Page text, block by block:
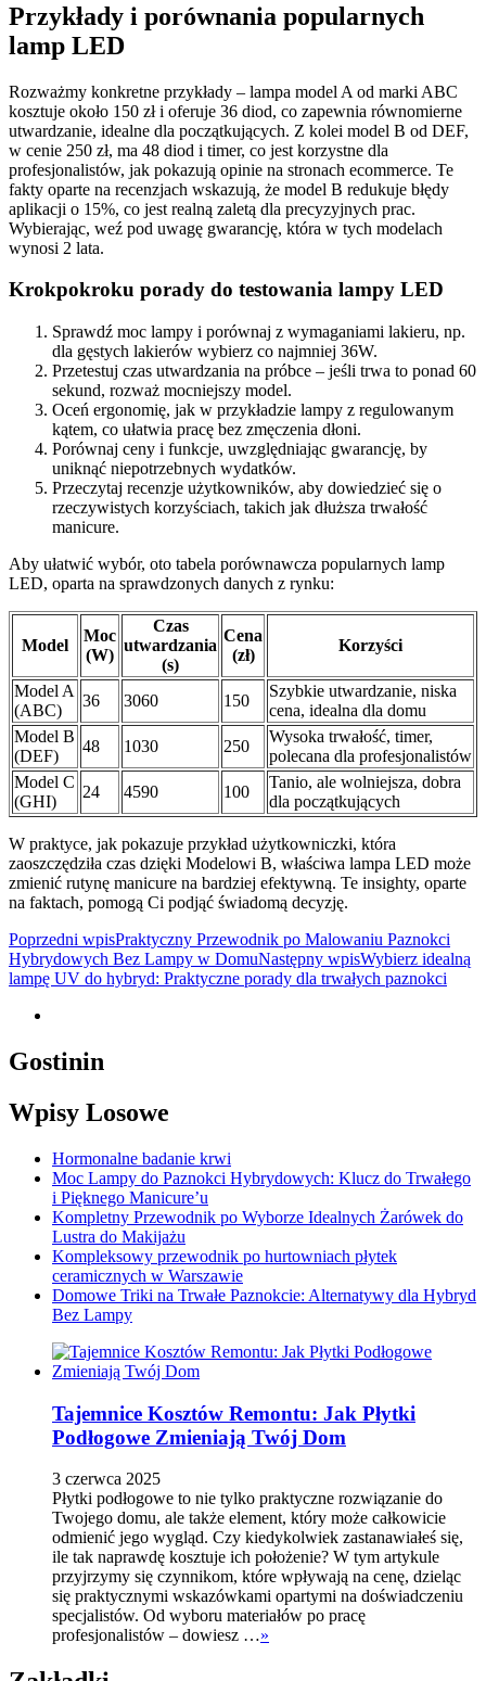
Przykłady i porównania popularnych
lamp LED
Rozważmy konkretne przykłady – lampa model A od marki ABC
kosztuje około 150 zł i oferuje 36 diod, co zapewnia równomierne
utwardzanie, idealne dla początkujących. Z kolei model B od DEF,
w cenie 250 zł, ma 48 diod i timer, co jest korzystne dla
profesjonalistów, jak pokazują opinie na stronach ecommerce. Te
fakty oparte na recenzjach wskazują, że model B redukuje błędy
aplikacji o 15%, co jest realną zaletą dla precyzyjnych prac.
Wybierając, weź pod uwagę gwarancję, która w tych modelach
wynosi 2 lata.
Krokpokroku porady do testowania lampy LED
Sprawdź moc lampy i porównaj z wymaganiami lakieru, np.
dla gęstych lakierów wybierz co najmniej 36W.
Przetestuj czas utwardzania na próbce – jeśli trwa to ponad 60
sekund, rozważ mocniejszy model.
Oceń ergonomię, jak w przykładzie lampy z regulowanym
kątem, co ułatwia pracę bez zmęczenia dłoni.
Porównaj ceny i funkcje, uwzględniając gwarancję, by
uniknąć niepotrzebnych wydatków.
Przeczytaj recenzje użytkowników, aby dowiedzieć się o
rzeczywistych korzyściach, takich jak dłuższa trwałość
manicure.
Aby ułatwić wybór, oto tabela porównawcza popularnych lamp
LED, oparta na sprawdzonych danych z rynku:
Model
Moc
(W)
Czas
utwardzania
(s)
Cena
(zł)
Korzyści
Model A
(ABC)
36 3060 150
Szybkie utwardzanie, niska
cena, idealna dla domu
Model B
(DEF)
48 1030 250
Wysoka trwałość, timer,
polecana dla profesjonalistów
Model C
(GHI)
24 4590 100
Tanio, ale wolniejsza, dobra
dla początkujących
W praktyce, jak pokazuje przykład użytkowniczki, która
zaoszczędziła czas dzięki Modelowi B, właściwa lampa LED może
zmienić rutynę manicure na bardziej efektywną. Te insighty, oparte
na faktach, pomogą Ci podjąć świadomą decyzję.
Nawigacja
wpisu
Poprzedni wpisPraktyczny Przewodnik po Malowaniu Paznokci
Hybrydowych Bez Lampy w DomuNastępny wpisWybierz idealną
lampę UV do hybryd: Praktyczne porady dla trwałych paznokci
Gostinin
Wpisy Losowe
Hormonalne badanie krwi
Moc Lampy do Paznokci Hybrydowych: Klucz do Trwałego
i Pięknego Manicure’u
Kompletny Przewodnik po Wyborze Idealnych Żarówek do
Lustra do Makijażu
Kompleksowy przewodnik po hurtowniach płytek
ceramicznych w Warszawie
Domowe Triki na Trwałe Paznokcie: Alternatywy dla Hybryd
Bez Lampy
Tajemnice Kosztów Remontu: Jak Płytki
Podłogowe Zmieniają Twój Dom
3 czerwca 2025
Płytki podłogowe to nie tylko praktyczne rozwiązanie do
Twojego domu, ale także element, który może całkowicie
odmienić jego wygląd. Czy kiedykolwiek zastanawiałeś się,
ile tak naprawdę kosztuje ich położenie? W tym artykule
przyjrzymy się czynnikom, które wpływają na cenę, dzieląc
się praktycznymi wskazówkami opartymi na doświadczeniu
specjalistów. Od wyboru materiałów po pracę
profesjonalistów – dowiesz …»